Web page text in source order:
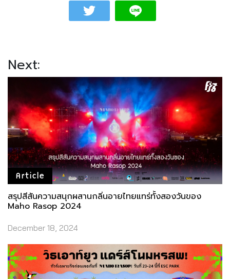
Next:
Article
สรุปสีสันความสนุกผสานกลิ่นอายไทยแทร่ทั้งสองวันของ
Maho Rasop 2024
December 18, 2024